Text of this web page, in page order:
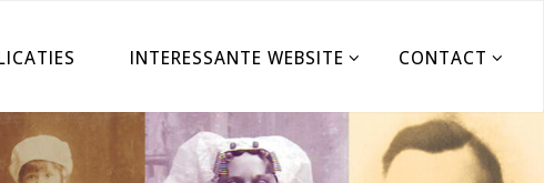
INTERESSANTE WEBSITE CONTACT